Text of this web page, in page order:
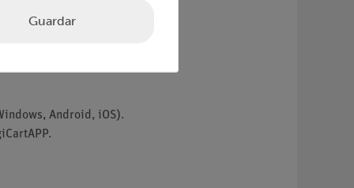
acción.
Android, iOS).
Guardar